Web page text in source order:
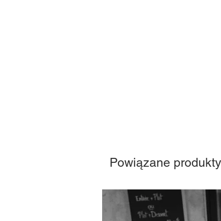
Powiązane produkty